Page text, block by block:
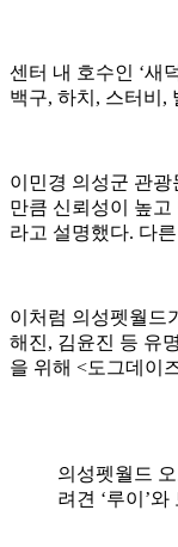
센터 내 호수인 ‘새
백구, 하치, 스터비,
이민경 의성군 관광
만큼 신뢰성이 높
라고 설명했다. 다
이처럼 의성펫월드
해진, 김윤진 등 유
을 위해 <도그데이
의성펫월드
려견 ‘루이’와